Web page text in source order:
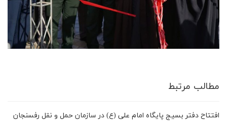
مطالب مرتبط
افتتاح دفتر بسیج پایگاه امام علی (ع) در سازمان حمل و نقل رفسنجان